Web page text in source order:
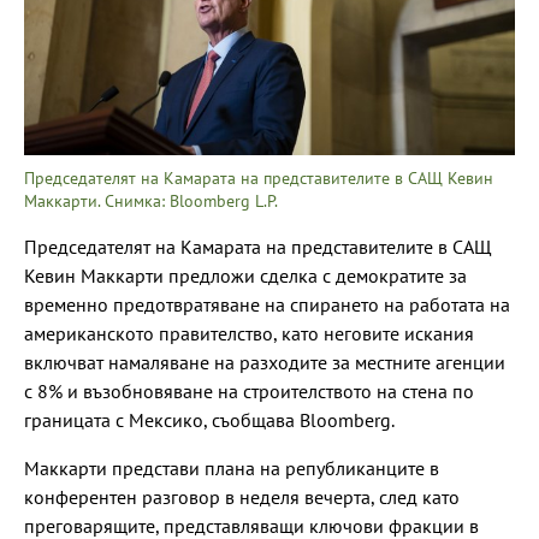
Председателят на Камарата на представителите в САЩ Кевин
Маккарти. Снимка: Bloomberg L.P.
Председателят на Камарата на представителите в САЩ
Кевин Маккарти предложи сделка с демократите за
временно предотвратяване на спирането на работата на
американското правителство, като неговите искания
включват намаляване на разходите за местните агенции
с 8% и възобновяване на строителството на стена по
границата с Мексико, съобщава Bloomberg.
Маккарти представи плана на републиканците в
конферентен разговор в неделя вечерта, след като
преговарящите, представляващи ключови фракции в